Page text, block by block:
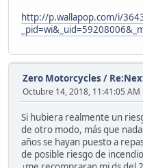
http://p.wallapop.com/i/
Zero Motorcycles /
Octubre 14, 2018, 11:41:05 AM
Si hubiera realmente un
de otro modo, más que
años se hayan puesto a
de posible riesgo de